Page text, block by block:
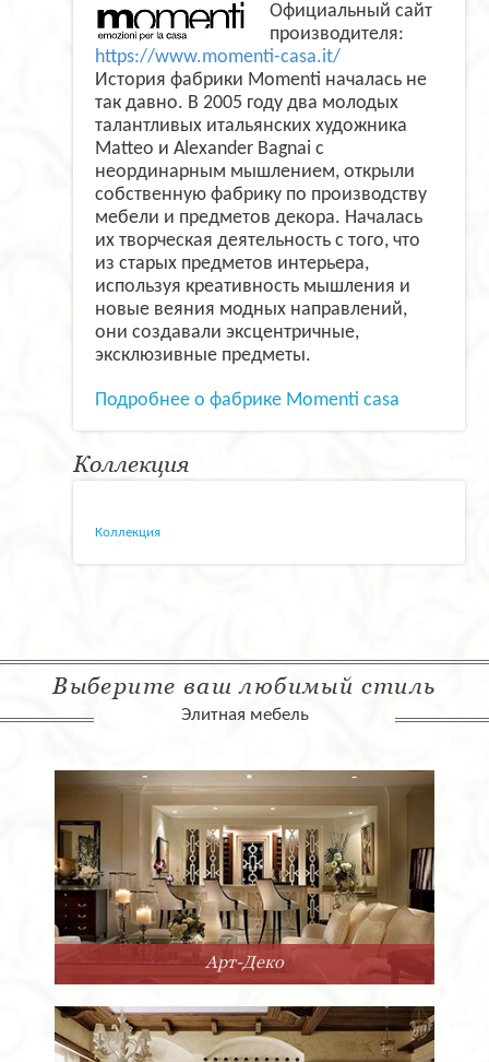
Официальный сайт
производителя:
https://www.momenti-casa.it/
История фабрики Momenti началась не
так давно. В 2005 году два молодых
талантливых итальянских художника
Matteo и Alexander Bagnai с
неординарным мышлением, открыли
собственную фабрику по производству
мебели и предметов декора. Началась
их творческая деятельность с того, что
из старых предметов интерьера,
используя креативность мышления и
новые веяния модных направлений,
они создавали эксцентричные,
эксклюзивные предметы.
Подробнее о фабрике Momenti casa
Коллекция
Коллекция
Выберите ваш любимый стиль
Элитная мебель
Арт-Деко